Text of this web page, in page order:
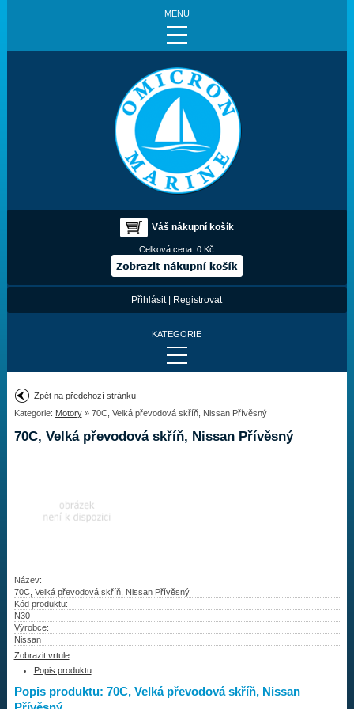
MENU
Váš nákupní košík
Celková cena:0 Kč
Přihlásit| Registrovat
KATEGORIE
Provedení:
Výrobce:
Najít vrtuli
Vrtule
Kontakty
Aktuality
Zpět na předchozí stránku
Kategorie: Motory» 70C, Velká převodová skříň, Nissan Přívěsný
70C, Velká převodová skříň, Nissan Přívěsný
Název:
70C, Velká převodová skříň, Nissan Přívěsný
Kód produktu:
N30
Výrobce:
Nissan
Zobrazit vrtule
Popis produktu
Popis produktu: 70C, Velká převodová skříň, Nissan